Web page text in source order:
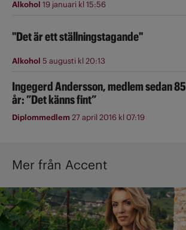
Alkohol 19 januari kl 15:56
"Det är ett ställningstagande"
Alkohol 5 augusti kl 20:13
Ingegerd Andersson, medlem sedan 85
år: ”Det känns fint”
Diplommedlem27 april 2016 kl 07:19
Mer från Accent